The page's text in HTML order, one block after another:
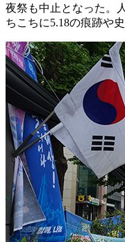
夜祭も中止となった。
ちこちに5.18の痕跡や